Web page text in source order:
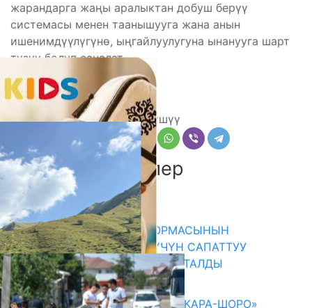
жарандарга жаңы аралыктан добуш берүү
системасы менен таанышууга жана анын
ишенимдүүлүгүнө, ыңгайлуулугуна ынанууга шарт
түзүү болуп саналат.
Г.А., “КБ”
Бөлүшүү
Комментарийлер
Акыркы жаңылыктар
«НУРКИДС» ЭКОПЛАТФОРМАСЫНЫН
ТААНЫТЫМЫ: БАЛДАР ҮЧҮН САПАТТУУ
КЫРГЫЗЧА КОНТЕНТ СУНУШТАЛДЫ
06.08.2026
ОШМУНУН ОКУТУУЧУЛАРЫ «КАРА-ШОРО»